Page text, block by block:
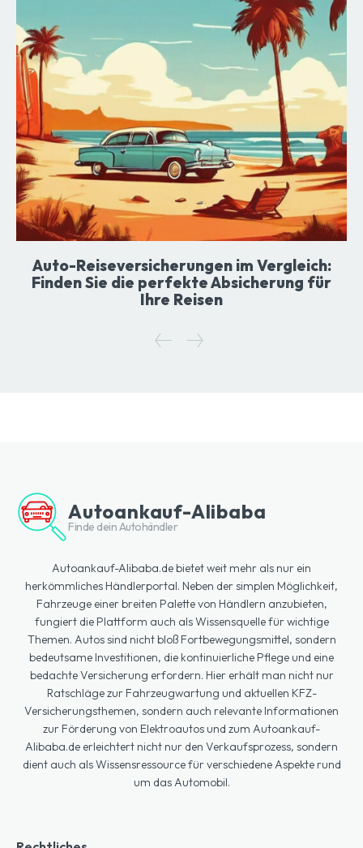
Auto-Reiseversicherungen im Vergleich:
Finden Sie die perfekte Absicherung für
Ihre Reisen
Autoankauf-Alibaba
Finde dein Autohändler
Autoankauf-Alibaba.de bietet weit mehr als nur ein
herkömmliches Händlerportal. Neben der simplen Möglichkeit,
Fahrzeuge einer breiten Palette von Händlern anzubieten,
fungiert die Plattform auch als Wissensquelle für wichtige
Themen. Autos sind nicht bloß Fortbewegungsmittel, sondern
bedeutsame Investitionen, die kontinuierliche Pflege und eine
bedachte Versicherung erfordern. Hier erhält man nicht nur
Ratschläge zur Fahrzeugwartung und aktuellen KFZ-
Versicherungsthemen, sondern auch relevante Informationen
zur Förderung von Elektroautos und zum Autoankauf-
Alibaba.de erleichtert nicht nur den Verkaufsprozess, sondern
dient auch als Wissensressource für verschiedene Aspekte rund
um das Automobil.